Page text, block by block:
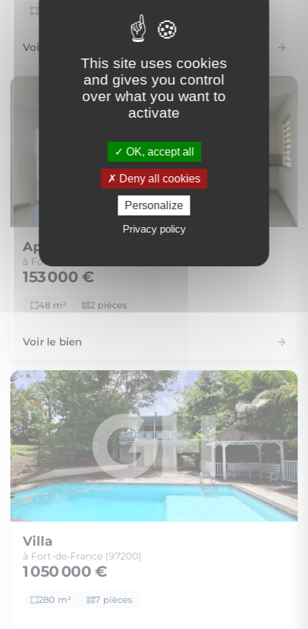
Voir le bien
Appartement
à Fort-de-France (97200)
153 000 €
48 m² 2 pièces
Voir le bien
Villa
à Fort-de-France (97200)
1 050 000 €
280 m² 7 pièces
This site uses cookies
and gives you control
over what you want to
activate
OK, accept all
Deny all cookies
Personalize
Privacy policy